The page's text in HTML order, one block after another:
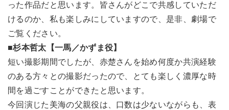
った作品だと思います。皆さんがどこで共感していただ
けるのか、私も楽しみにしていますので、是非、劇場で
ご覧ください。
■杉本哲太【一馬／かずま役】
短い撮影期間でしたが、赤楚さんを始め何度か共演経験
のある方々との撮影だったので、とても楽しく濃厚な時
間を過ごすことができたと思います。
今回演じた美海の父親役は、口数は少ないながらも、表